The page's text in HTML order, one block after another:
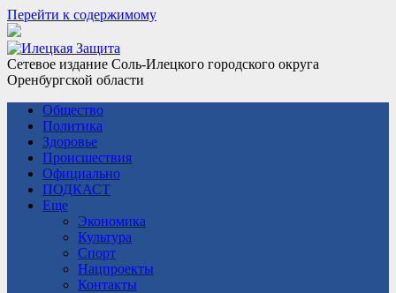
Перейти к содержимому
Сетевое издание Соль-Илецкого городского округа
Оренбургской области
Общество
Политика
Здоровье
Происшествия
Официально
ПОДКАСТ
Еще
Экономика
Культура
Спорт
Нацпроекты
Контакты